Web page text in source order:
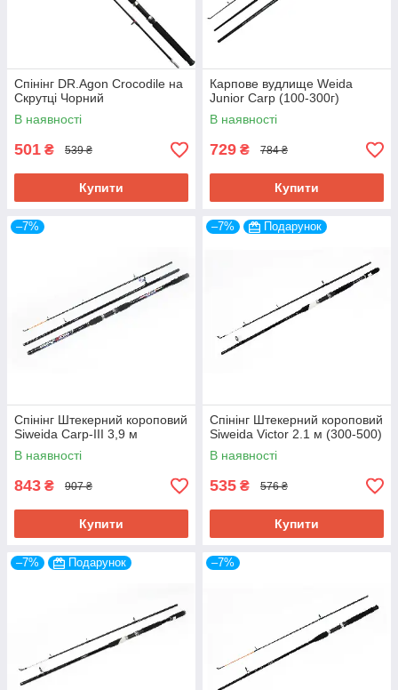
На даний момент у нашому асортименті
понад 5 тисяч товарів. Кожен із них є
Перед відправкою всі вироби перевіряються.
Схема оформлення покупки
1.
Оформлення замовлення
потрібний товар до кошика та вкажіть ваші дані для
2.
Підтвердження покупки
Перевіривши наявність обраного вами товару, наш
менеджер зв'яжеться з вами для підтвердження
замовлення та уточнення даних для відправки..
Спінінг DR.Agon Crocodile на
Скрутці Чорний
В наявності
501 ₴ 539 ₴
Купити
Карпове вудлище Weida
Junior Carp (100-300г)
В наявності
729 ₴ 784 ₴
Купити
–7%
Спінінг Штекерний короповий
Siweida Carp-III 3,9 м
В наявності
843 ₴ 907 ₴
Купити
–7% Подарунок
Спінінг Штекерний короповий
Siweida Victor 2.1 м (300-500)
В наявності
535 ₴ 576 ₴
Купити
–7% Подарунок –7%